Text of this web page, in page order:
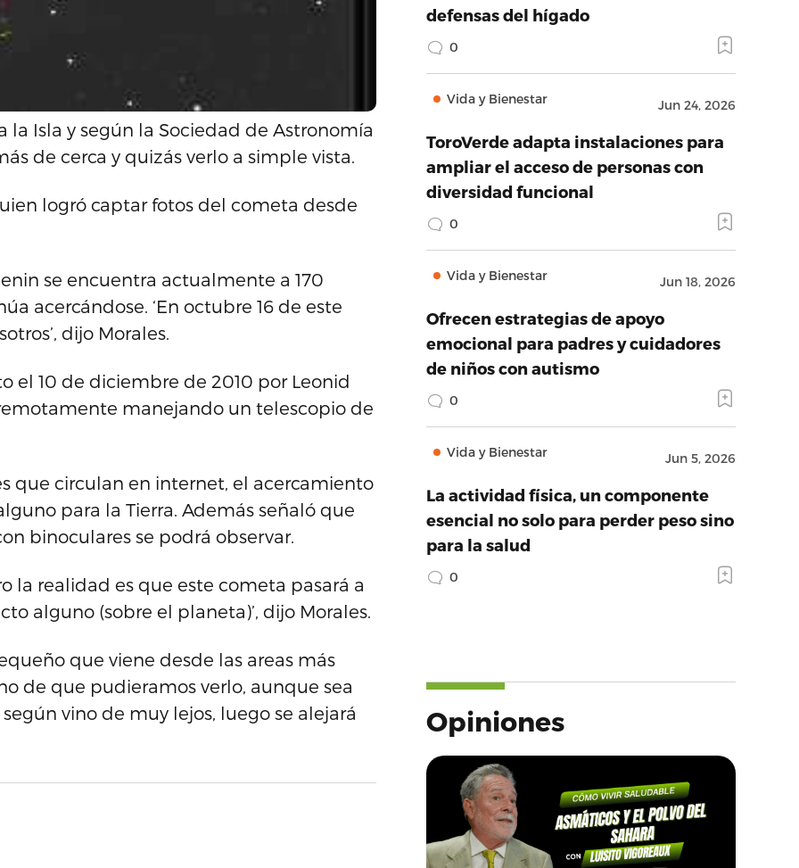
la Isla y según la Sociedad de Astronomía
de cerca y quizás verlo a simple vista.
logró captar fotos del cometa desde
se encuentra actualmente a 170
acercándose. ‘En octubre 16 de este
dijo Morales.
el 10 de diciembre de 2010 por Leonid
manejando un telescopio de
que circulan en internet, el acercamiento
para la Tierra. Además señaló que
binoculares se podrá observar.
la realidad es que este cometa pasará a
alguno (sobre el planeta)’, dijo Morales.
que viene desde las areas más
de que pudieramos verlo, aunque sea
vino de muy lejos, luego se alejará
defensas del hígado
0
Vida y Bienestar Jun 24, 2026
ToroVerde adapta instalaciones para
ampliar el acceso de personas con
diversidad funcional
0
Vida y Bienestar Jun 18, 2026
Ofrecen estrategias de apoyo
emocional para padres y cuidadores
de niños con autismo
0
Vida y Bienestar Jun 5, 2026
La actividad física, un componente
esencial no solo para perder peso sino
para la salud
0
Opiniones